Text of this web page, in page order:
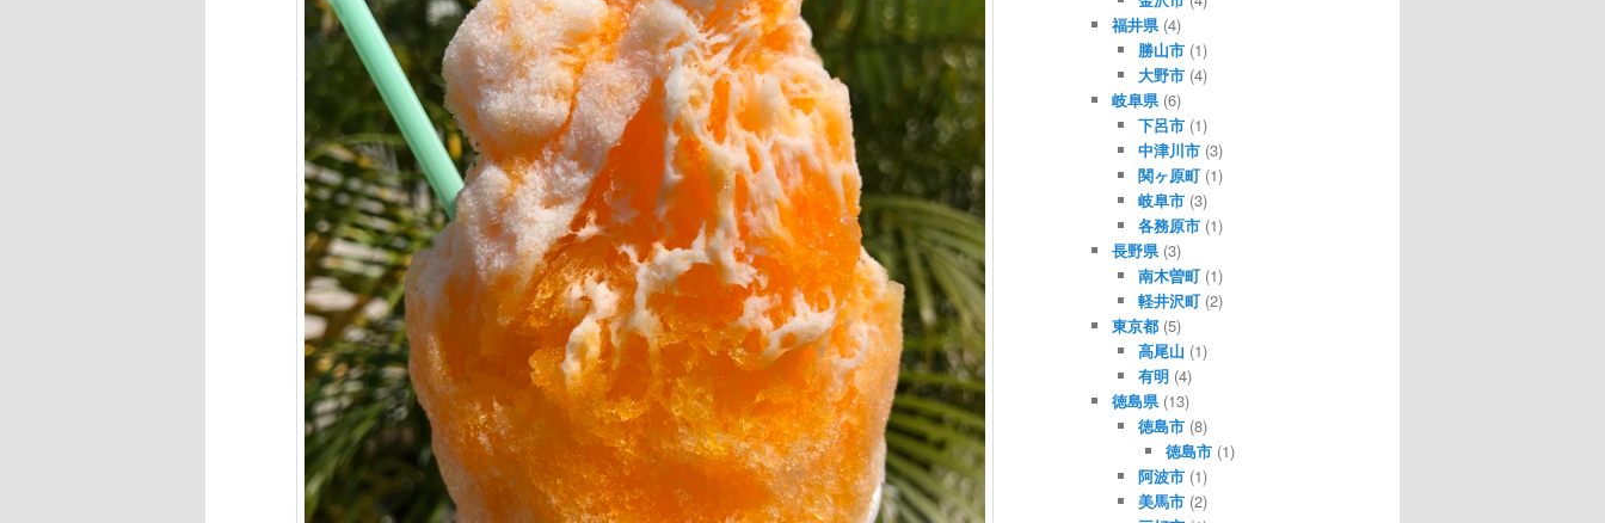
福井県(4)
勝山市 (1)
大野市 (4)
岐阜県(6)
下呂市 (1)
中津川市 (3)
関ヶ原町 (1)
岐阜市 (3)
各務原市 (1)
長野県(3)
南木曽町 (1)
軽井沢町 (2)
東京都(5)
高尾山 (1)
有明 (4)
徳島県(13)
徳島市 (8)
徳島市(1)
阿波市 (1)
美馬市 (2)